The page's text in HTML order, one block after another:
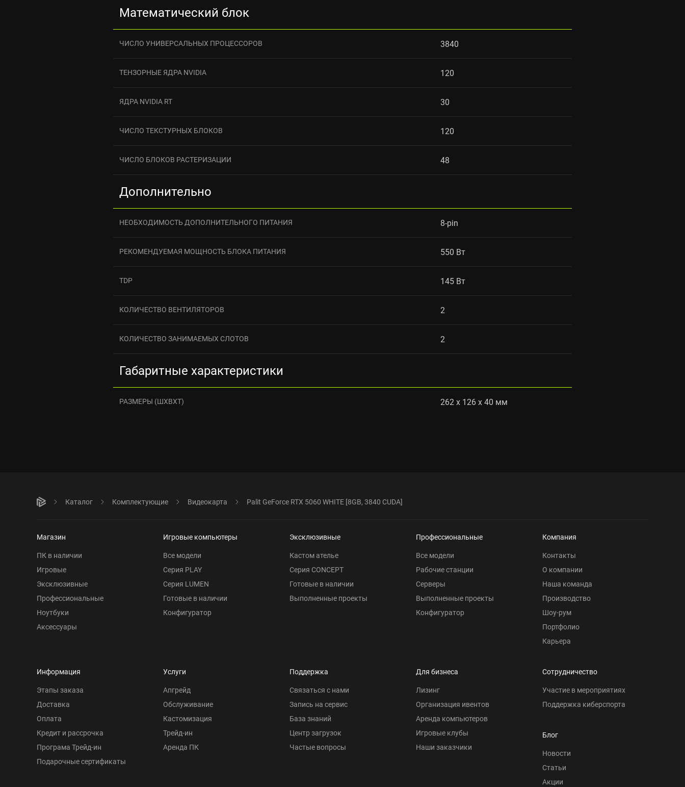
Математический блок
ЧИСЛО УНИВЕРСАЛЬНЫХ ПРОЦЕССОРОВ 3840
ТЕНЗОРНЫЕ ЯДРА NVIDIA 120
ЯДРА NVIDIA RT 30
ЧИСЛО ТЕКСТУРНЫХ БЛОКОВ 120
ЧИСЛО БЛОКОВ РАСТЕРИЗАЦИИ 48
Дополнительно
НЕОБХОДИМОСТЬ ДОПОЛНИТЕЛЬНОГО ПИТАНИЯ 8-pin
РЕКОМЕНДУЕМАЯ МОЩНОСТЬ БЛОКА ПИТАНИЯ 550 Вт
TDP 145 Вт
КОЛИЧЕСТВО ВЕНТИЛЯТОРОВ 2
КОЛИЧЕСТВО ЗАНИМАЕМЫХ СЛОТОВ 2
Габаритные характеристики
РАЗМЕРЫ (ШXВXТ) 262 x 126 x 40 мм
Каталог Комплектующие Видеокарта Palit GeForce RTX 5060 WHITE [8GB, 3840 CUDA]
Магазин
ПК в наличии
Игровые
Эксклюзивные
Профессиональные
Ноутбуки
Аксессуары
Игровые компьютеры
Все модели
Серия PLAY
Серия LUMEN
Готовые в наличии
Конфигуратор
Эксклюзивные
Кастом ателье
Серия CONCEPT
Готовые в наличии
Выполненные проекты
Профессиональные
Все модели
Рабочие станции
Серверы
Выполненные проекты
Конфигуратор
Компания
Контакты
О компании
Наша команда
Производство
Шоу-рум
Портфолио
Карьера
Информация
Этапы заказа
Доставка
Оплата
Кредит и рассрочка
Програма Трейд-ин
Подарочные сертификаты
Услуги
Апгрейд
Обслуживание
Кастомизация
Трейд-ин
Аренда ПК
Поддержка
Связаться с нами
Запись на сервис
База знаний
Центр загрузок
Частые вопросы
Для бизнеса
Лизинг
Организация ивентов
Аренда компьютеров
Игровые клубы
Наши заказчики
Сотрудничество
Участие в мероприятиях
Поддержка киберспорта
Блог
Новости
Статьи
Акции